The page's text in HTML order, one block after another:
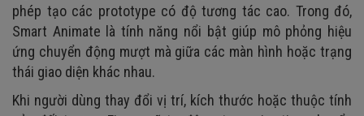
phép tạo các prototype có độ tương tác cao. Trong đó,
Smart Animate là tính năng nổi bật giúp mô phỏng hiệu
ứng chuyển động mượt mà giữa các màn hình hoặc trạng
thái giao diện khác nhau.
Khi người dùng thay đổi vị trí, kích thước hoặc thuộc tính